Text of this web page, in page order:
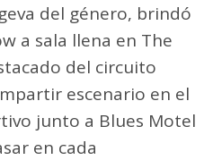
del género, brindó
a sala llena en The
del circuito
escenario en el
junto a Blues Motel
en cada